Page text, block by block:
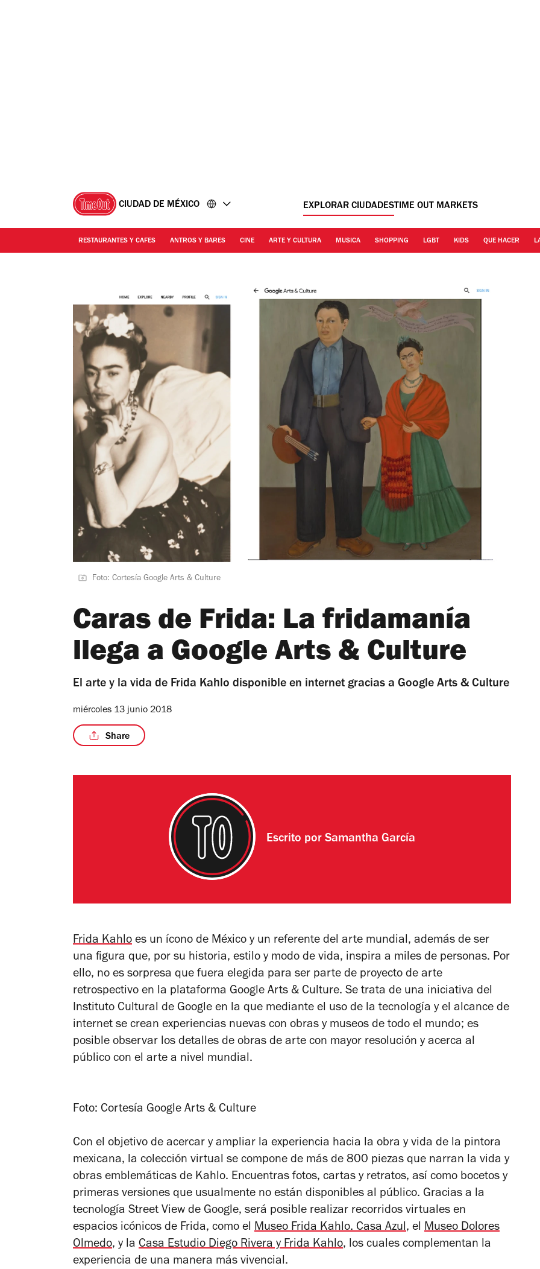
CIUDAD DE MÉXICO EXPLORAR CIUDADESTIME OUT MARKETS
RESTAURANTES Y CAFES ANTROS Y BARES CINE ARTE Y CULTURA MUSICA SHOPPING LGBT KIDS QUE HACER
Foto: Cortesía Google Arts & Culture
Caras de Frida: La fridamanía
llega a Google Arts & Culture
El arte y la vida de Frida Kahlo disponible en internet gracias a Google Arts & Culture
miércoles 13 junio 2018
Share
Escrito por Samantha García
Frida Kahlo es un ícono de México y un referente del arte mundial, además de ser
una figura que, por su historia, estilo y modo de vida, inspira a miles de personas. Por
ello, no es sorpresa que fuera elegida para ser parte de proyecto de arte
retrospectivo en la plataforma Google Arts & Culture. Se trata de una iniciativa del
Instituto Cultural de Google en la que mediante el uso de la tecnología y el alcance de
internet se crean experiencias nuevas con obras y museos de todo el mundo; es
posible observar los detalles de obras de arte con mayor resolución y acerca al
público con el arte a nivel mundial.
Foto: Cortesía Google Arts & Culture
Con el objetivo de acercar y ampliar la experiencia hacia la obra y vida de la pintora
mexicana, la colección virtual se compone de más de 800 piezas que narran la vida y
obras emblemáticas de Kahlo. Encuentras fotos, cartas y retratos, así como bocetos y
primeras versiones que usualmente no están disponibles al público. Gracias a la
tecnología Street View de Google, será posible realizar recorridos virtuales en
espacios icónicos de Frida, como el Museo Frida Kahlo. Casa Azul, el Museo Dolores
Olmedo, y la Casa Estudio Diego Rivera y Frida Kahlo, los cuales complementan la
experiencia de una manera más vivencial.